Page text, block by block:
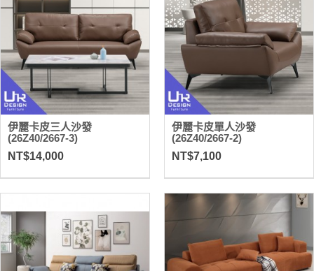
伊麗卡皮三人沙發
(26Z40/2667-3)
NT$14,000
伊麗卡皮單人沙發
(26Z40/2667-2)
NT$7,100